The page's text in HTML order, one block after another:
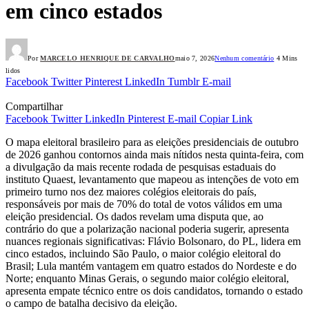
em cinco estados
Por MARCELO HENRIQUE DE CARVALHOmaio 7, 2026Nenhum comentário 4 Mins
lidos
Facebook Twitter Pinterest LinkedIn Tumblr E-mail
Compartilhar
Facebook Twitter LinkedIn Pinterest E-mail Copiar Link
O mapa eleitoral brasileiro para as eleições presidenciais de outubro
de 2026 ganhou contornos ainda mais nítidos nesta quinta-feira, com
a divulgação da mais recente rodada de pesquisas estaduais do
instituto Quaest, levantamento que mapeou as intenções de voto em
primeiro turno nos dez maiores colégios eleitorais do país,
responsáveis por mais de 70% do total de votos válidos em uma
eleição presidencial. Os dados revelam uma disputa que, ao
contrário do que a polarização nacional poderia sugerir, apresenta
nuances regionais significativas: Flávio Bolsonaro, do PL, lidera em
cinco estados, incluindo São Paulo, o maior colégio eleitoral do
Brasil; Lula mantém vantagem em quatro estados do Nordeste e do
Norte; enquanto Minas Gerais, o segundo maior colégio eleitoral,
apresenta empate técnico entre os dois candidatos, tornando o estado
o campo de batalha decisivo da eleição.